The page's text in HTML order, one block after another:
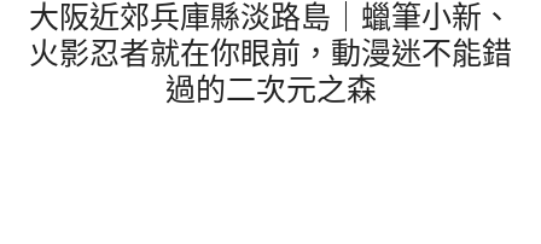
大阪近郊兵庫縣淡路島｜蠟筆小新、
火影忍者就在你眼前，動漫迷不能錯
過的二次元之森